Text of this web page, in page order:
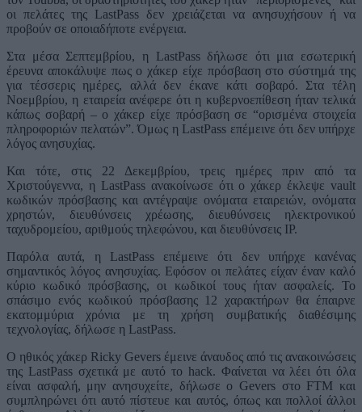
οι πελάτες της LastPass δεν χρειάζεται να ανησυχήσουν ή να
προβούν σε οποιαδήποτε ενέργεια.
Στα μέσα Σεπτεμβρίου, η LastPass δήλωσε ότι μια εσωτερική
έρευνα αποκάλυψε πως ο χάκερ είχε πρόσβαση στο σύστημά της
για τέσσερις ημέρες, αλλά δεν έκανε κάτι σοβαρό. Στα τέλη
Νοεμβρίου, η εταιρεία ανέφερε ότι η κυβερνοεπίθεση ήταν τελικά
κάπως σοβαρή – ο χάκερ είχε πρόσβαση σε “ορισμένα στοιχεία
πληροφοριών πελατών”. Όμως η LastPass επέμεινε ότι δεν υπήρχε
λόγος ανησυχίας.
Και τότε, στις 22 Δεκεμβρίου, τρεις ημέρες πριν από τα
Χριστούγεννα, η LastPass ανακοίνωσε ότι ο χάκερ έκλεψε vault
κωδικών πρόσβασης και αντέγραψε ονόματα εταιρειών, ονόματα
χρηστών, διευθύνσεις χρέωσης, διευθύνσεις ηλεκτρονικού
ταχυδρομείου, αριθμούς τηλεφώνου, και διευθύνσεις IP.
Παρόλα αυτά, η LastPass επέμεινε ότι δεν υπήρχε κανένας
σημαντικός λόγος ανησυχίας. Εφόσον οι πελάτες είχαν έναν καλό
κύριο κωδικό πρόσβασης, οι κωδικοί τους ήταν ασφαλείς. Το
σπάσιμο ενός κωδικού πρόσβασης 12 χαρακτήρων θα έπαιρνε
εκατομμύρια χρόνια με τη χρήση συμβατικής διαθέσιμης
τεχνολογίας, δήλωσε η LastPass.
Ο ηθικός χάκερ Ricky Gevers έμεινε άναυδος από τις ανακοινώσεις
της LastPass σχετικά με αυτό το hack. Φαίνεται να λέει ότι όλα
είναι ασφαλή, μην ανησυχείτε, δήλωσε ο Gevers στο FTM και
συμπληρώνει ότι αυτό πίστευε και αυτός, όπως και πολλοί άλλοι